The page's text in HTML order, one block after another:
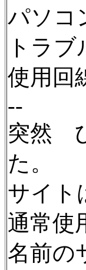
パソコ
トラ
使用回
--
突然
た。
サイ
通常使
名前の